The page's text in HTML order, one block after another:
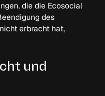
die die Ecosocial
des
erbracht hat,
und